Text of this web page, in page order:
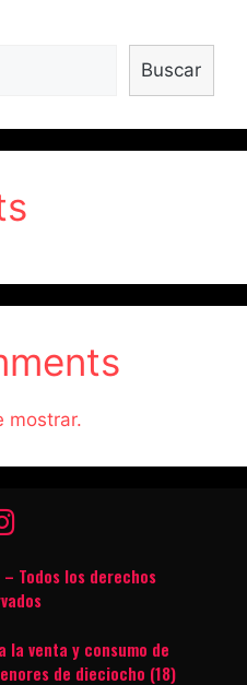
Buscar
mostrar.
Todos los derechos
la venta y consumo de
de dieciocho (18)